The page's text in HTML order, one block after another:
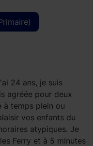
24 ans, je suis
agréée pour deux
à temps plein ou
vos enfants du
atypiques. Je
Ferry et à 5 minutes